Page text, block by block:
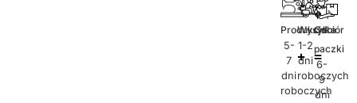
Produkcja
5-
7
dni
roboczych
Wysyłka
1-2
dni
roboczych
Odbiór
paczki
6-
9
dni